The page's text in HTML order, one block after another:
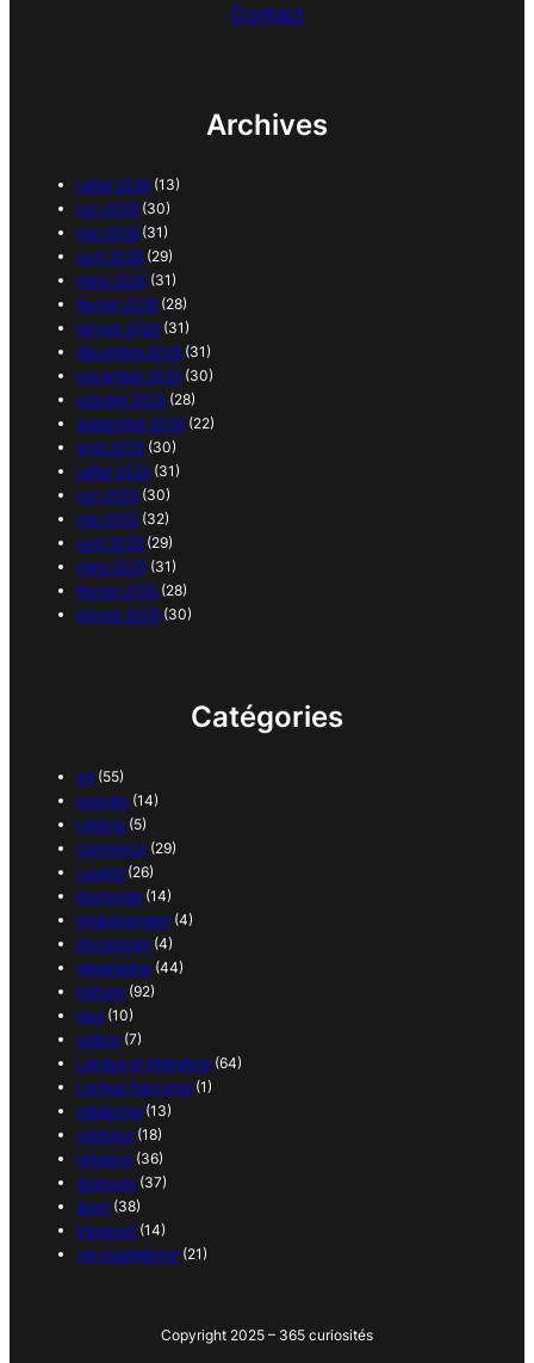
Contact
Archives
juillet 2026 (13)
juin 2026 (30)
mai 2026 (31)
avril 2026 (29)
mars 2026 (31)
février 2026 (28)
janvier 2026 (31)
décembre 2025 (31)
novembre 2025 (30)
octobre 2025 (28)
septembre 2025 (22)
août 2025 (30)
juillet 2025 (31)
juin 2025 (30)
mai 2025 (32)
avril 2025 (29)
mars 2025 (31)
février 2025 (28)
janvier 2025 (30)
Catégories
art (55)
biologie (14)
cinéma (5)
commerce (29)
cuisine (26)
économie (14)
enseignement (4)
étymologie (4)
géographie (44)
histoire (92)
jeux (10)
justice (7)
Langue et littérature (64)
Langue française (1)
médecine (13)
politique (18)
religions (36)
sciences (37)
sport (38)
transport (14)
vie quotidienne (21)
Copyright 2025 – 365 curiosités